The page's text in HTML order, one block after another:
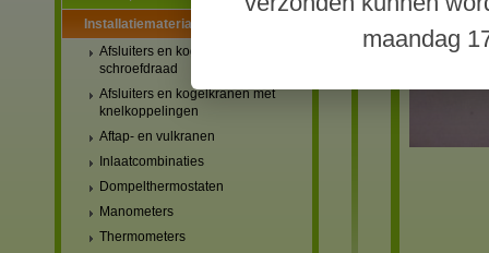
Installatiematerialen
Afsluiters en kogelkranen met
schroefdraad
Afsluiters en kogelkranen met
knelkoppelingen
Aftap- en vulkranen
Inlaatcombinaties
Dompelthermostaten
Manometers
Thermometers
maandag